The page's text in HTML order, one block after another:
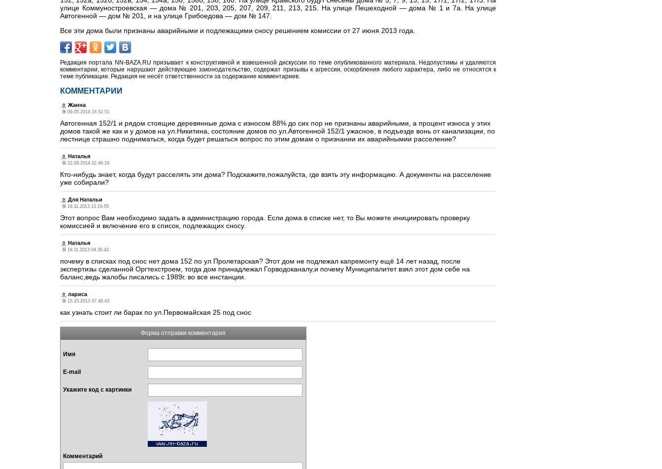
улице Коммуностроевская— дома № 201, 203, 205, 207, 209, 211, 213, 215. На улице Пешеходной —дома № 1 и 7а. На улице
Автогенной — дом № 201, и на улице Грибоедова — дом № 147.
Все эти дома были признаны аварийными и подлежащими сносу решением комиссии от 27 июня 2013 года.
Редакция портала NN-BAZA.RU призывает к конструктивной и взвешенной дискуссии по теме опубликованного материала. Недопустимы и удаляются
комментарии, которые нарушают действующее законодательство, содержат призывы к агрессии, оскорбления любого характера, либо не относятся к
теме публикации. Редакция не несёт ответственности за содержание комментариев.
КОММЕНТАРИИ
Жанна
09.05.2019 16.52.51
Автогенная 152/1 и рядом стоящие деревянные дома с износом 88% до сих пор не признаны аварийными, а процент износа у этих
домов такой же как и у домов на ул.Никитина, состояние домов по ул.Автогенной 152/1 ужасное, в подъезде вонь от канализации, по
лестнице страшно подниматься, когда будет решаться вопрос по этим домам о признании их аварийнымии расселение?
Наталья
22.09.2014 22.46.24
Кто-нибудь знает, когда будут расселять эти дома? Подскажите,пожалуйста, где взять эту информацию. А документы на расселение
уже собирали?
Для Натальи
19.11.2013 13.19.55
Этот вопрос Вам необходимо задать в администрацию города. Если дома в списке нет, то Вы можете инициировать проверку
комиссией и включение его в список, подлежащих сносу.
Наталья
19.11.2013 04.36.42
почему в списках под снос нет дома 152 по ул Пролетарская? Этот дом не подлежал капремонту ещё 14 лет назад, после
экспертизы сделанной Оргтехстроем, тогда дом принадлежал Горводоканалу,и почему Муниципалитет взял этот дом себе на
баланс,ведь жалобы писались с 1989г. во все инстанции.
лариса
15.10.2013 07.48.43
как узнать стоит ли барак по ул.Первомайская 25 под снос
Форма отправки комментария
Имя
E-mail
Укажите код с картинки
Комментарий